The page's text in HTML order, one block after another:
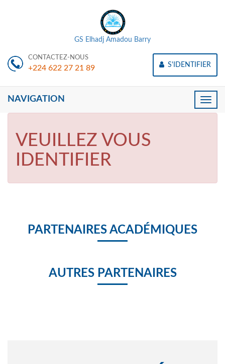
GS Elhadj Amadou Barry
CONTACTEZ-NOUS
+224 622 27 21 89 S'IDENTIFIER
Toggle
NAVIGATION
VEUILLEZ VOUS
IDENTIFIER
PARTENAIRES ACADÉMIQUES
AUTRES PARTENAIRES